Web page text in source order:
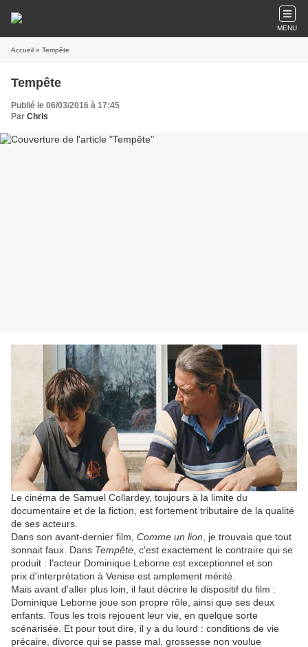
MENU
Accueil » Tempête
Tempête
Publié le 06/03/2016 à 17:45
Par Chris
Le cinéma de Samuel Collardey, toujours à la limite du
documentaire et de la fiction, est fortement tributaire de la qualité
de ses acteurs.
Dans son avant-dernier film, Comme un lion , je trouvais que tout
sonnait faux. Dans Tempête , c'est exactement le contraire qui se
produit : l'acteur Dominique Leborne est exceptionnel et son
prix d'interprétation à Venise est amplement mérité.
Mais avant d'aller plus loin, il faut décrire le dispositif du film :
Dominique Leborne joue son propre rôle, ainsi que ses deux
enfants. Tous les trois rejouent leur vie, en quelque sorte
scénarisée. Et pour tout dire, il y a du lourd : conditions de vie
précaire, divorce qui se passe mal, grossesse non voulue